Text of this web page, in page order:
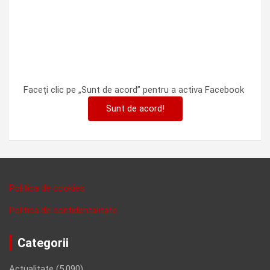
Faceți clic pe „Sunt de acord” pentru a activa Facebook
Sunt de acord!
Politica de cookies
Politica de confidentalitate
Categorii